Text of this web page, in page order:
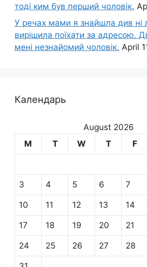
тоді ким був перший чоловік.
У речах мами я знайшла див ні
вирішила поїхати за адресою.
мені незнайомий чоловік. April
Календарь
August 2026
M
T W T F
3 4 5 6 7
10 11 12 13 14
17 18 19 20 21
24 25 26 27 28